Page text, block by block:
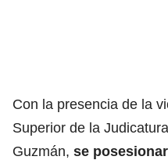
Con la presencia de la
Superior de la
Guzmán, se